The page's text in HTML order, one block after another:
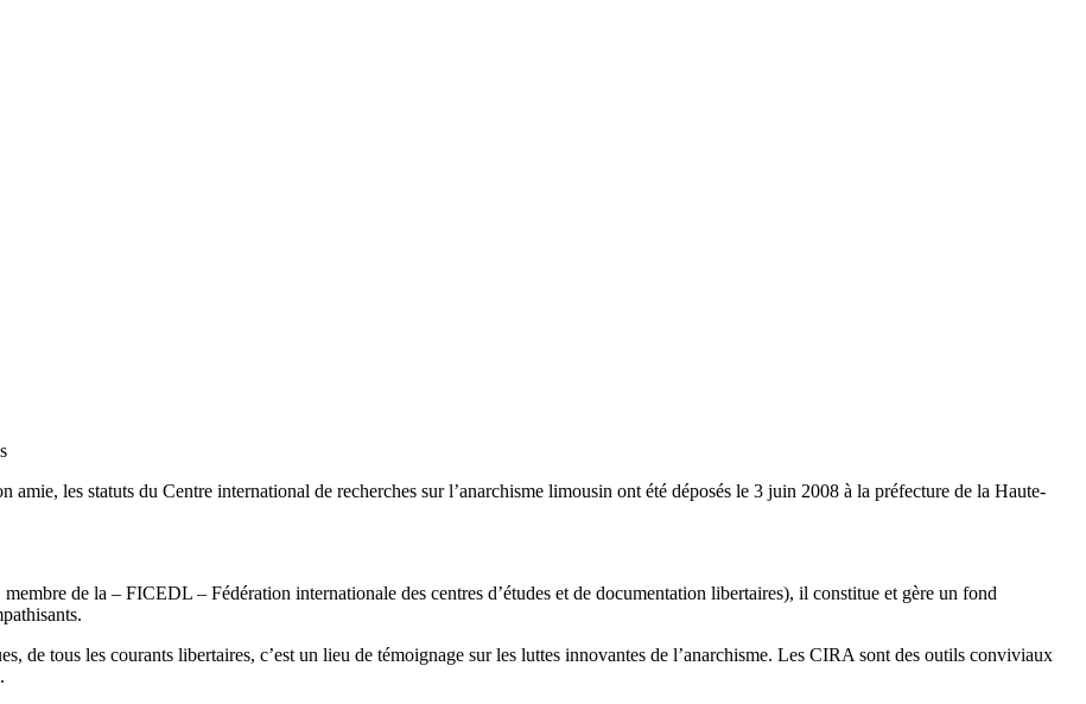
amie, les statuts du Centre international de recherches sur l’anarchisme limousin ont été déposés le 3 juin 2008 à la préfecture de la Haute-
de la – FICEDL – Fédération internationale des centres d’études et de documentation libertaires), il constitue et gère un fond
de tous les courants libertaires, c’est un lieu de témoignage sur les luttes innovantes de l’anarchisme. Les CIRA sont des outils conviviaux